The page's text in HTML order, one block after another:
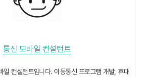
통신 모바일 컨설턴트
일 컨설턴트입니다. 이동통신 프로그램 개발, 휴대